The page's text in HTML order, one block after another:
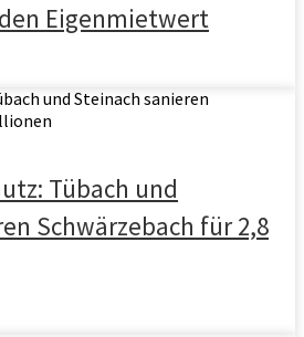
Eigenmietwert
Tübach und
Schwärzebach für 2,8